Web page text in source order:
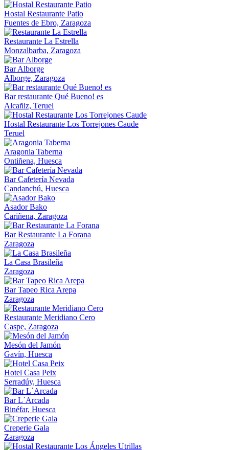
Hostal Restaurante Patio
Fuentes de Ebro, Zaragoza
Restaurante La Estrella
Monzalbarba, Zaragoza
Bar Alborge
Alborge, Zaragoza
Bar restaurante Qué Bueno! es
Alcañiz, Teruel
Hostal Restaurante Los Torrejones Caude
Teruel
Aragonia Taberna
Ontiñena, Huesca
Bar Cafetería Nevada
Candanchú, Huesca
Asador Bako
Cariñena, Zaragoza
Bar Restaurante La Forana
Zaragoza
La Casa Brasileña
Zaragoza
Bar Tapeo Rica Arepa
Zaragoza
Restaurante Meridiano Cero
Caspe, Zaragoza
Mesón del Jamón
Gavín, Huesca
Hotel Casa Peix
Serradúy, Huesca
Bar L`Arcada
Binéfar, Huesca
Creperie Gala
Zaragoza